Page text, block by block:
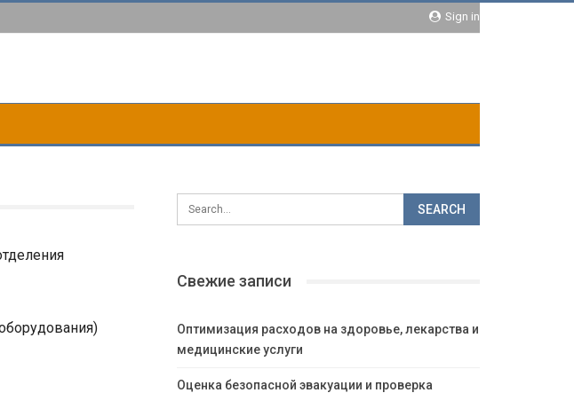
Sign in
Свежие записи
Оптимизация расходов на здоровье, лекарства и
медицинские услуги
Оценка безопасной эвакуации и проверка